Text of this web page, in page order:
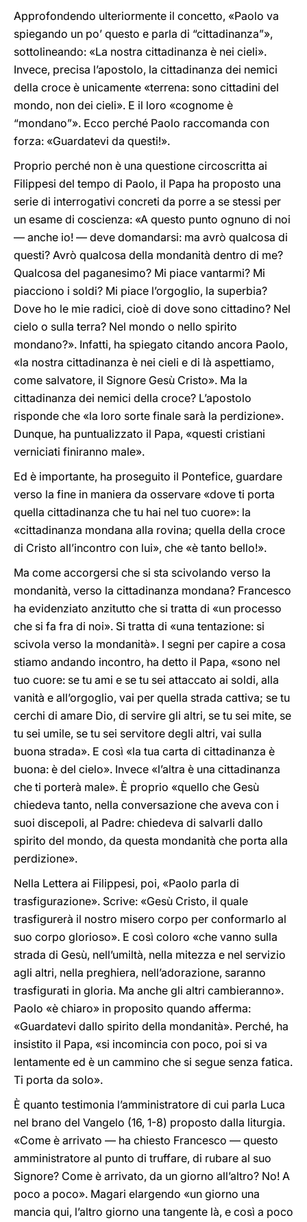
Approfondendo ulteriormente il concetto, «Paolo va
spiegando un po’ questo e parla di “cittadinanza”»,
sottolineando: «La nostra cittadinanza è nei cieli».
Invece, precisa l’apostolo, la cittadinanza dei nemici
della croce è unicamente «terrena: sono cittadini del
mondo, non dei cieli». E il loro «cognome è
“mondano”». Ecco perché Paolo raccomanda con
forza: «Guardatevi da questi!».
Proprio perché non è una questione circoscritta ai
Filippesi del tempo di Paolo, il Papa ha proposto una
serie di interrogativi concreti da porre a se stessi per
un esame di coscienza: «A questo punto ognuno di noi
— anche io! — deve domandarsi: ma avrò qualcosa di
questi? Avrò qualcosa della mondanità dentro di me?
Qualcosa del paganesimo? Mi piace vantarmi? Mi
piacciono i soldi? Mi piace l’orgoglio, la superbia?
Dove ho le mie radici, cioè di dove sono cittadino? Nel
cielo o sulla terra? Nel mondo o nello spirito
mondano?». Infatti, ha spiegato citando ancora Paolo,
«la nostra cittadinanza è nei cieli e di là aspettiamo,
come salvatore, il Signore Gesù Cristo». Ma la
cittadinanza dei nemici della croce? L’apostolo
risponde che «la loro sorte finale sarà la perdizione».
Dunque, ha puntualizzato il Papa, «questi cristiani
verniciati finiranno male».
Ed è importante, ha proseguito il Pontefice, guardare
verso la fine in maniera da osservare «dove ti porta
quella cittadinanza che tu hai nel tuo cuore»: la
«cittadinanza mondana alla rovina; quella della croce
di Cristo all’incontro con lui», che «è tanto bello!».
Ma come accorgersi che si sta scivolando verso la
mondanità, verso la cittadinanza mondana? Francesco
ha evidenziato anzitutto che si tratta di «un processo
che si fa fra di noi». Si tratta di «una tentazione: si
scivola verso la mondanità». I segni per capire a cosa
stiamo andando incontro, ha detto il Papa, «sono nel
tuo cuore: se tu ami e se tu sei attaccato ai soldi, alla
vanità e all’orgoglio, vai per quella strada cattiva; se tu
cerchi di amare Dio, di servire gli altri, se tu sei mite, se
tu sei umile, se tu sei servitore degli altri, vai sulla
buona strada». E così «la tua carta di cittadinanza è
buona: è del cielo». Invece «l’altra è una cittadinanza
che ti porterà male». È proprio «quello che Gesù
chiedeva tanto, nella conversazione che aveva con i
suoi discepoli, al Padre: chiedeva di salvarli dallo
spirito del mondo, da questa mondanità che porta alla
perdizione».
Nella Lettera ai Filippesi, poi, «Paolo parla di
trasfigurazione». Scrive: «Gesù Cristo, il quale
trasfigurerà il nostro misero corpo per conformarlo al
suo corpo glorioso». E così coloro «che vanno sulla
strada di Gesù, nell’umiltà, nella mitezza e nel servizio
agli altri, nella preghiera, nell’adorazione, saranno
trasfigurati in gloria. Ma anche gli altri cambieranno».
Paolo «è chiaro» in proposito quando afferma:
«Guardatevi dallo spirito della mondanità». Perché, ha
insistito il Papa, «si incomincia con poco, poi si va
lentamente ed è un cammino che si segue senza fatica.
Ti porta da solo».
È quanto testimonia l’amministratore di cui parla Luca
nel brano del Vangelo (16, 1-8) proposto dalla liturgia.
«Come è arrivato — ha chiesto Francesco — questo
amministratore al punto di truffare, di rubare al suo
Signore? Come è arrivato, da un giorno all’altro? No! A
poco a poco». Magari elargendo «un giorno una
mancia qui, l’altro giorno una tangente là, e così a poco